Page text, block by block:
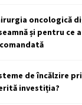
oncologică
și pentru ce
de încălzire
investiția?